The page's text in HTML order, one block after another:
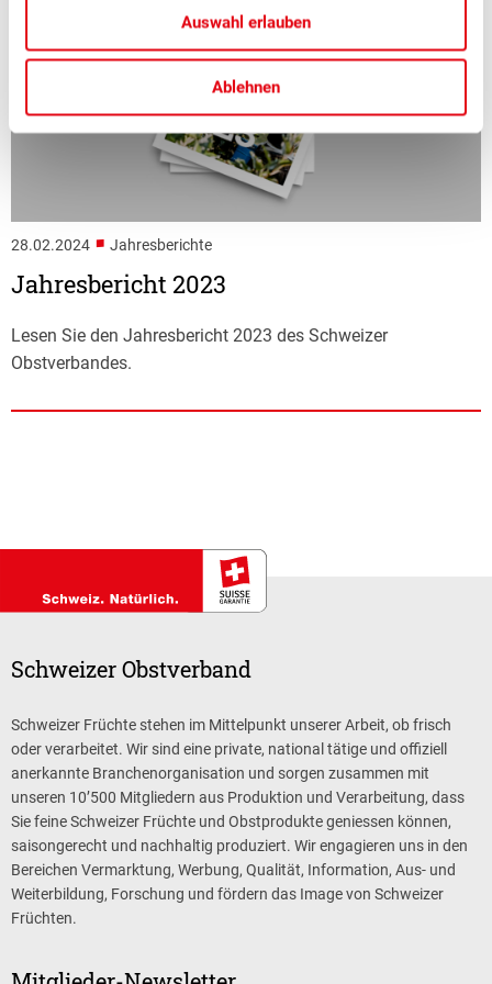
Auswahl erlauben
Ablehnen
28.02.2024 ■ Jahresberichte
Jahresbericht 2023
Lesen Sie den Jahresbericht 2023 des Schweizer
Obstverbandes.
Schweizer Obstverband
Schweizer Früchte stehen im Mittelpunkt unserer Arbeit, ob frisch
oder verarbeitet. Wir sind eine private, national tätige und offiziell
anerkannte Branchenorganisation und sorgen zusammen mit
unseren 10’500 Mitgliedern aus Produktion und Verarbeitung, dass
Sie feine Schweizer Früchte und Obstprodukte geniessen können,
saisongerecht und nachhaltig produziert. Wir engagieren uns in den
Bereichen Vermarktung, Werbung, Qualität, Information, Aus- und
Weiterbildung, Forschung und fördern das Image von Schweizer
Früchten.